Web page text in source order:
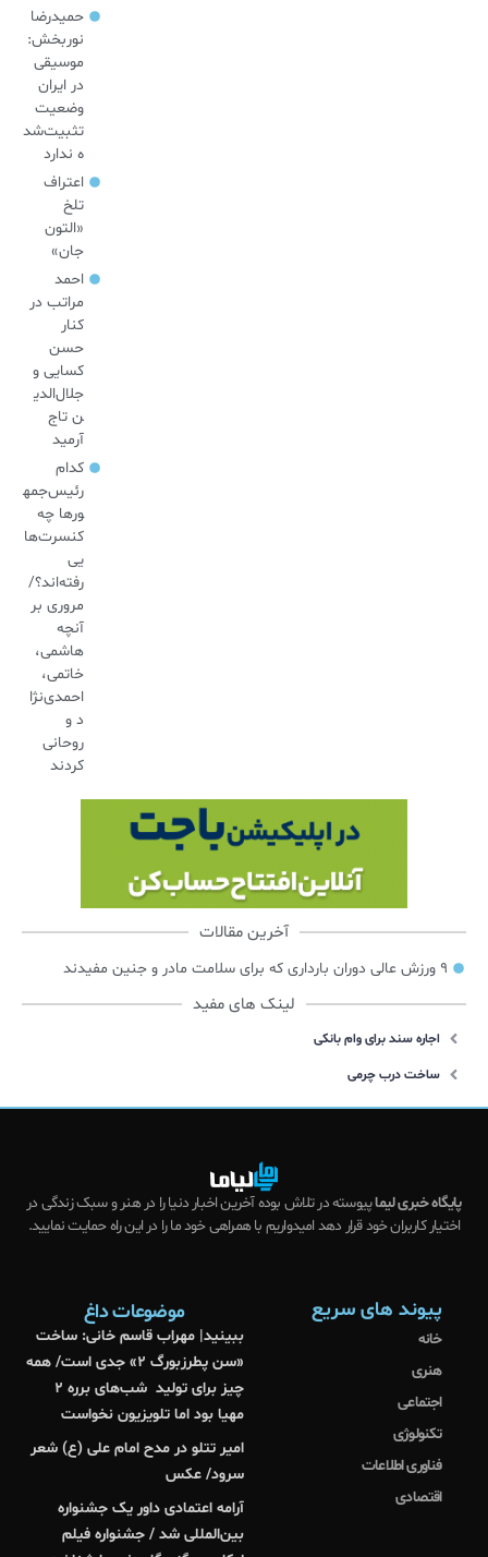
حمیدرضا
نوربخش:
موسیقی
در ایران
وضعیت
تثبیت‌شد
ه ندارد
اعتراف
تلخ
«التون
جان»
احمد
مراتب در
کنار
حسن
کسایی و
جلال‌الدی
ن تاج
آرمید
کدام
رئیس‌جمه
ورها چه
کنسرت‌ها
یی
رفته‌اند؟/
مروری بر
آنچه
هاشمی،
خاتمی،
احمدی‌نژا
د و
روحانی
کردند
آخرین مقالات
۹ ورزش عالی دوران بارداری که برای سلامت مادر و جنین مفیدند
لینک های مفید
اجاره سند برای وام بانکی
ساخت درب چرمی
پایگاه خبری لیماپیوسته در تلاش بوده آخرین اخبار دنیا را در هنر و سبک زندگی در
اختیار کاربران خود قرار دهد امیدواریم با همراهی خود ما را در این راه حمایت نمایید.
پیوند های سریع
خانه
هنری
اجتماعی
تکنولوژی
فناوری اطلاعات
اقتصادی
موضوعات داغ
ببینید| مهراب قاسم خانی: ساخت
«سن‌ پطرزبورگ ۲» جدی است/ همه
چیز برای تولید شب‌های برره ۲
مهیا بود اما تلویزیون نخواست
امیر تتلو در مدح امام علی (ع) شعر
سرود/ عکس
آرامه اعتمادی داور یک جشنواره
بین‌المللی شد / جشنواره فیلم